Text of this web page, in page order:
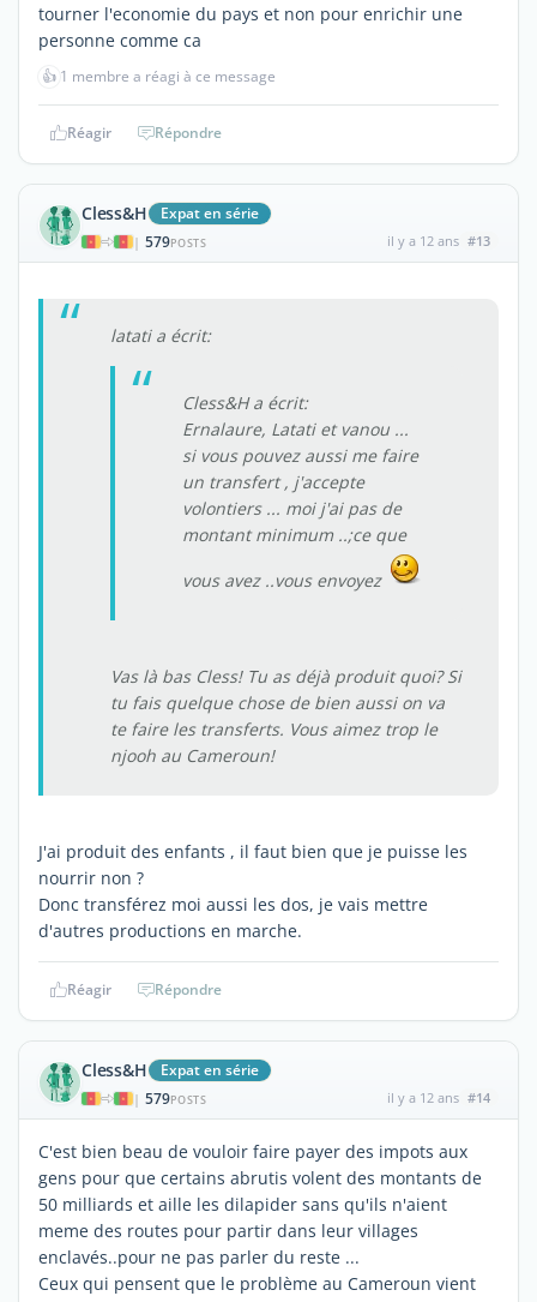
tourner l'economie du pays et non pour enrichir une
personne comme ca
👍 1 membre a réagi à ce message
Réagir Répondre
Cless&H Expat en série
| 579POSTS il y a 12 ans #13
latati a écrit:
Cless&H a écrit:
Ernalaure, Latati et vanou ...
si vous pouvez aussi me faire
un transfert , j'accepte
volontiers ... moi j'ai pas de
montant minimum ..;ce que
vous avez ..vous envoyez
Vas là bas Cless! Tu as déjà produit quoi? Si
tu fais quelque chose de bien aussi on va
te faire les transferts. Vous aimez trop le
njooh au Cameroun!
J'ai produit des enfants , il faut bien que je puisse les
nourrir non ?
Donc transférez moi aussi les dos, je vais mettre
d'autres productions en marche.
Réagir Répondre
Cless&H Expat en série
| 579POSTS il y a 12 ans #14
C'est bien beau de vouloir faire payer des impots aux
gens pour que certains abrutis volent des montants de
50 milliards et aille les dilapider sans qu'ils n'aient
meme des routes pour partir dans leur villages
enclavés..pour ne pas parler du reste ...
Ceux qui pensent que le problème au Cameroun vient